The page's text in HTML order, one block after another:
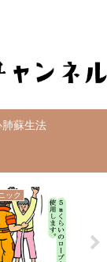
肺蘇生法
ック